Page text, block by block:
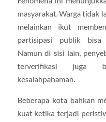
masyarakat. Warga tidak
melainkan ikut
partisipasi publik bisa
Namun di sisi lain,
terverifikasi juga
kesalahpahaman.
Beberapa kota bahkan
kuat ketika terjadi